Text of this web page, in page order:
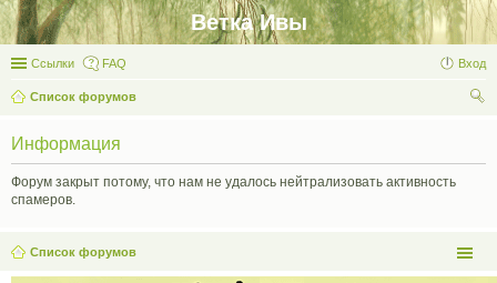
Ветка Ивы
Ссылки FAQ Вход
Список форумов
Информация
Форум закрыт потому, что нам не удалось нейтрализовать активность
спамеров.
Список форумов